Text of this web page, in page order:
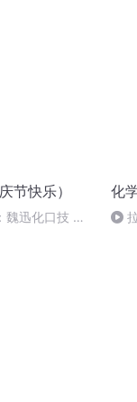
节快乐）
魏迅化口技 二
化